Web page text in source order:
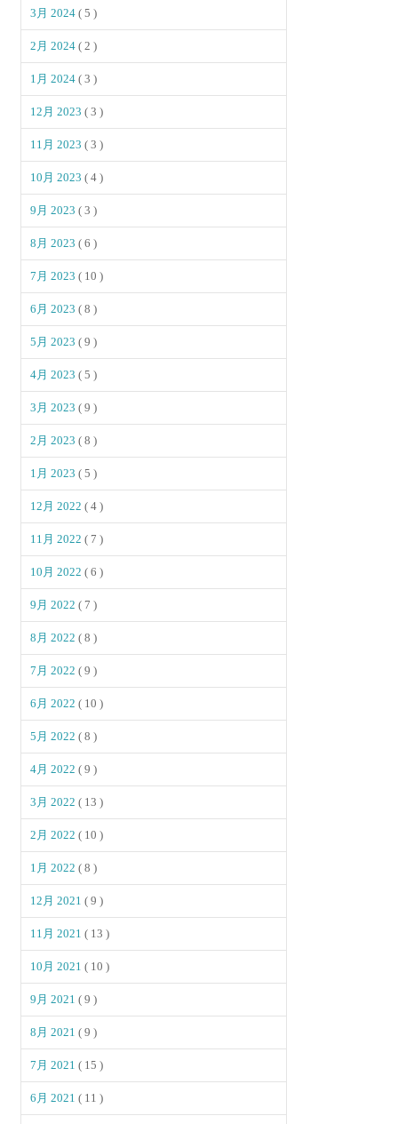
3月 2024( 5 )
2月 2024( 2 )
1月 2024( 3 )
12月 2023( 3 )
11月 2023( 3 )
10月 2023( 4 )
9月 2023( 3 )
8月 2023( 6 )
7月 2023( 10 )
6月 2023( 8 )
5月 2023( 9 )
4月 2023( 5 )
3月 2023( 9 )
2月 2023( 8 )
1月 2023( 5 )
12月 2022( 4 )
11月 2022( 7 )
10月 2022( 6 )
9月 2022( 7 )
8月 2022( 8 )
7月 2022( 9 )
6月 2022( 10 )
5月 2022( 8 )
4月 2022( 9 )
3月 2022( 13 )
2月 2022( 10 )
1月 2022( 8 )
12月 2021( 9 )
11月 2021( 13 )
10月 2021( 10 )
9月 2021( 9 )
8月 2021( 9 )
7月 2021( 15 )
6月 2021( 11 )